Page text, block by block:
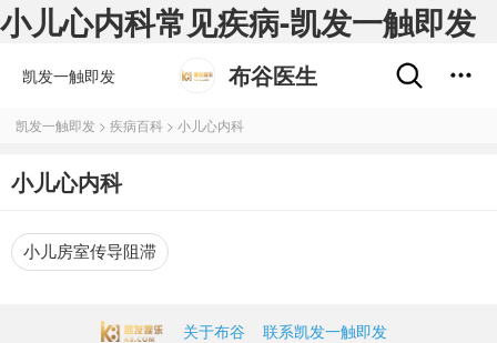
小儿心内科常见疾病-凯发一触即发
凯发一触即发 布谷医生
凯发一触即发 > 疾病百科 > 小儿心内科
小儿心内科
小儿房室传导阻滞
关于布谷
联系凯发一触即发